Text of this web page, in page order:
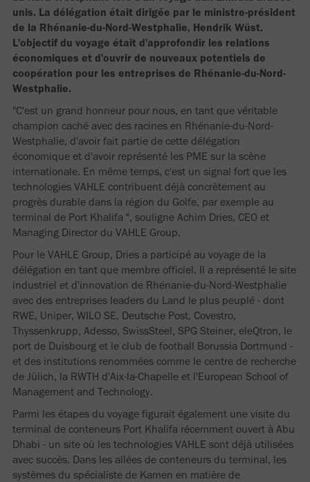
unis. La délégation était dirigée par le ministre-président
de la Rhénanie-du-Nord-Westphalie, Hendrik Wüst.
L'objectif du voyage était d'approfondir les relations
économiques et d'ouvrir de nouveaux potentiels de
coopération pour les entreprises de Rhénanie-du-Nord-
Westphalie.
"C'est un grand honneur pour nous, en tant que véritable
champion caché avec des racines en Rhénanie-du-Nord-
Westphalie, d'avoir fait partie de cette délégation
économique et d'avoir représenté les PME sur la scène
internationale. En même temps, c'est un signal fort que les
technologies VAHLE contribuent déjà concrètement au
progrès durable dans la région du Golfe, par exemple au
terminal de Port Khalifa ", souligne Achim Dries, CEO et
Managing Director du VAHLE Group.
Pour le VAHLE Group, Dries a participé au voyage de la
délégation en tant que membre officiel. Il a représenté le site
industriel et d'innovation de Rhénanie-du-Nord-Westphalie
avec des entreprises leaders du Land le plus peuplé - dont
RWE, Uniper, WILO SE, Deutsche Post, Covestro,
Thyssenkrupp, Adesso, SwissSteel, SPG Steiner, eleQtron, le
port de Duisbourg et le club de football Borussia Dortmund -
et des institutions renommées comme le centre de recherche
de Jülich, la RWTH d'Aix-la-Chapelle et l'European School of
Management and Technology.
Parmi les étapes du voyage figurait également une visite du
terminal de conteneurs Port Khalifa récemment ouvert à Abu
Dhabi - un site où les technologies VAHLE sont déjà utilisées
avec succès. Dans les allées de conteneurs du terminal, les
systèmes du spécialiste de Kamen en matière de